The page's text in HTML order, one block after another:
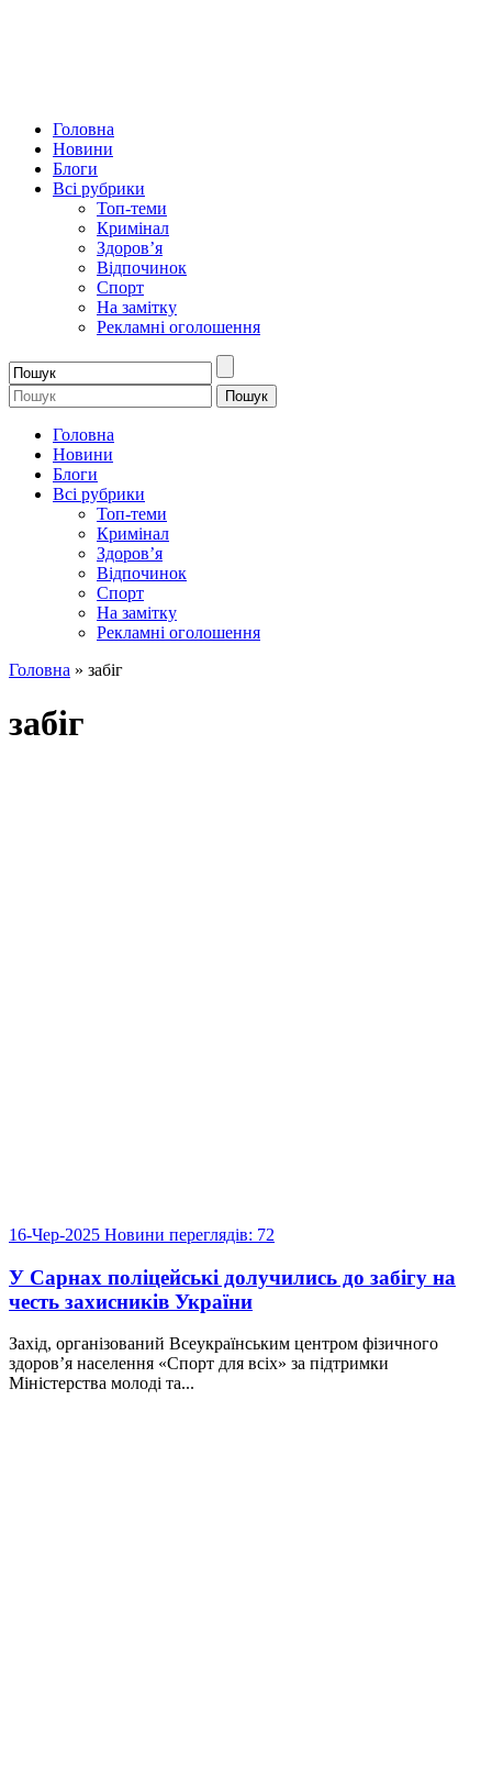
Головна
Новини
Блоги
Всі рубрики
Топ-теми
Кримінал
Здоров’я
Відпочинок
Спорт
На замітку
Рекламні оголошення
Головна
Новини
Блоги
Всі рубрики
Топ-теми
Кримінал
Здоров’я
Відпочинок
Спорт
На замітку
Рекламні оголошення
Головна » забіг
забіг
16-Чер-2025 Новини переглядів: 72
У Сарнах поліцейські долучились до забігу на
честь захисників України
Захід, організований Всеукраїнським центром фізичного
здоров’я населення «Спорт для всіх» за підтримки
Міністерства молоді та...